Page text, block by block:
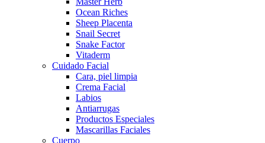
Ocean Riches
Sheep Placenta
Snail Secret
Snake Factor
Vitaderm
Cuidado Facial
Cara, piel limpia
Crema Facial
Labios
Antiarrugas
Productos Especiales
Mascarillas Faciales
Cuerpo